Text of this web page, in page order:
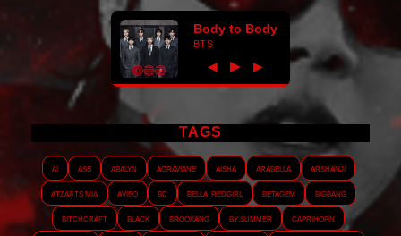
Body to Body
BTS
◀ ► ▶
TAGS
AI ASS Abalyn Agraviane Aisha Arabella
Arshanji
Atzarts Mia
Aviso BC Bella_RedGirl Betagem
Bigbang
Bitchcraft
Black Brookang By.summer Caprihorn